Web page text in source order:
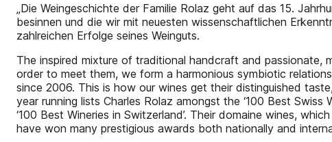
„Die Weingeschichte der Familie Rolaz geht auf das 15.
besinnen und die wir mit neuesten wissenschaftlichen
zahlreichen Erfolge seines Weinguts.
The inspired mixture of traditional handcraft and passionate,
order to meet them, we form a harmonious symbiotic
since 2006. This is how our wines get their distinguished
year running lists Charles Rolaz amongst the ‘100 Best Swiss
‘100 Best Wineries in Switzerland’. Their domaine wines,
have won many prestigious awards both nationally and